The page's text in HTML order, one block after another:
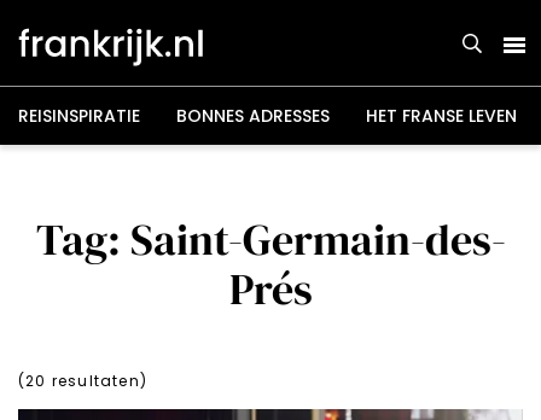
naar
inhoud
REISINSPIRATIE BONNES ADRESSES HET FRANSE LEVEN
Tag: Saint-Germain-des-
Prés
(20 resultaten)